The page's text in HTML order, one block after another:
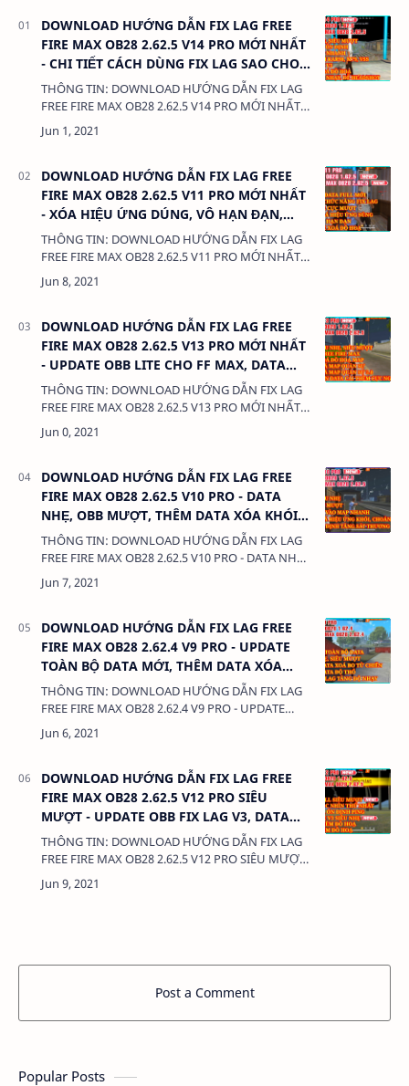
DOWNLOAD HƯỚNG DẪN FIX LAG FREE
FIRE MAX OB28 2.62.5 V14 PRO MỚI NHẤT
- CHI TIẾT CÁCH DÙNG FIX LAG SAO CHO
MƯỢT MÀ NHẤT
THÔNG TIN: DOWNLOAD HƯỚNG DẪN FIX LAG
FREE FIRE MAX OB28 2.62.5 V14 PRO MỚI NHẤT -
CHI TIẾT CÁCH DÙNG FIX LAG SAO CHO MƯỢT
MÀ NHẤT DUNG LƯỢNG: 380 Kb LIÊN KẾT:
DOWNLOAD HƯỚNG DẪN FIX LAG FREE
FIRE MAX OB28 2.62.5 V11 PRO MỚI NHẤT
- XÓA HIỆU ỨNG DÚNG, VÔ HẠN ĐẠN,
DATA FULL VÔ VÀN CHỨC NĂNG
THÔNG TIN: DOWNLOAD HƯỚNG DẪN FIX LAG
FREE FIRE MAX OB28 2.62.5 V11 PRO MỚI NHẤT -
XÓA HIỆU ỨNG DÚNG, VÔ HẠN ĐẠN, DATA FULL
DOWNLOAD HƯỚNG DẪN FIX LAG FREE
FIRE MAX OB28 2.62.5 V13 PRO MỚI NHẤT
- UPDATE OBB LITE CHO FF MAX, DATA
XÓA MAP ĐẢO QUÂN SỰ
THÔNG TIN: DOWNLOAD HƯỚNG DẪN FIX LAG
FREE FIRE MAX OB28 2.62.5 V13 PRO MỚI NHẤT -
UPDATE OBB LITE CHO FF MAX, DATA XÓA MAP
ĐẢO QUÂN SỰ DUNG LƯỢNG: 380 Kb LIÊN KẾT:
DOWNLOAD HƯỚNG DẪN FIX LAG FREE
FIRE MAX OB28 2.62.5 V10 PRO - DATA
NHẸ, OBB MƯỢT, THÊM DATA XÓA KHÓI
CHOÁNG, TĂNG DAMAGE
THÔNG TIN: DOWNLOAD HƯỚNG DẪN FIX LAG
FREE FIRE MAX OB28 2.62.5 V10 PRO - DATA NHẸ,
OBB MƯỢT, THÊM DATA XÓA KHÓI CHOÁNG,
DOWNLOAD HƯỚNG DẪN FIX LAG FREE
FIRE MAX OB28 2.62.4 V9 PRO - UPDATE
TOÀN BỘ DATA MỚI, THÊM DATA XÓA
VÒNG BO, DATA ĐỘN THỔ
THÔNG TIN: DOWNLOAD HƯỚNG DẪN FIX LAG
FREE FIRE MAX OB28 2.62.4 V9 PRO - UPDATE
TOÀN BỘ DATA MỚI, THÊM DATA XÓA VÒNG BO,
DOWNLOAD HƯỚNG DẪN FIX LAG FREE
FIRE MAX OB28 2.62.5 V12 PRO SIÊU
MƯỢT - UPDATE OBB FIX LAG V3, DATA
GÓC NHÌN THỨ NHẤT
THÔNG TIN: DOWNLOAD HƯỚNG DẪN FIX LAG
FREE FIRE MAX OB28 2.62.5 V12 PRO SIÊU MƯỢT
- UPDATE OBB FIX LAG V3, DATA GÓC NHÌN THỨ
Post a Comment
Popular Posts